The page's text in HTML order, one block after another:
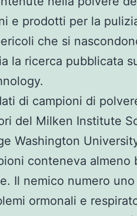
e prodotti per la
che si
la ricerca pubblicata
di campioni di
del Milken Institute
Washington
conteneva almeno
Il nemico numero
ormonali e